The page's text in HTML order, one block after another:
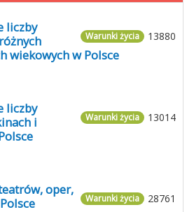
13880
Warunki życia
liczby
wiekowych w Polsce
13014
Warunki życia
liczby
i
28761
Warunki życia
oper,